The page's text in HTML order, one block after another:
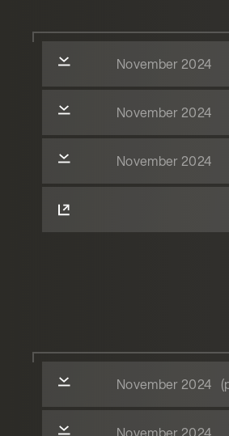
November 2024
November 2024
November 2024
November 2024